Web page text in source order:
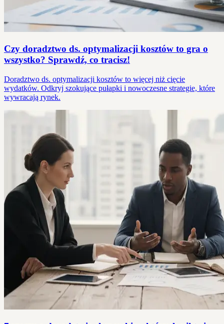
Czy doradztwo ds. optymalizacji kosztów to gra o
wszystko? Sprawdź, co tracisz!
Doradztwo ds. optymalizacji kosztów to więcej niż cięcie
wydatków. Odkryj szokujące pułapki i nowoczesne strategie, które
wywracają rynek.